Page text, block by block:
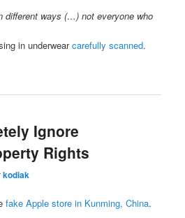
ways (…) not everyone who
in underwearcarefully scanned.
Ignore
Rights
kodiak
fake Apple store in Kunming, China.